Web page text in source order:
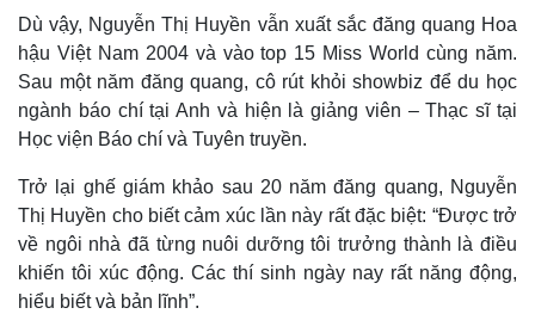
Dù vậy, Nguyễn Thị Huyền vẫn xuất sắc đăng quang Hoa
hậu Việt Nam 2004 và vào top 15 Miss World cùng năm.
Sau một năm đăng quang, cô rút khỏi showbiz để du học
ngành báo chí tại Anh và hiện là giảng viên – Thạc sĩ tại
Học viện Báo chí và Tuyên truyền.
Trở lại ghế giám khảo sau 20 năm đăng quang, Nguyễn
Thị Huyền cho biết cảm xúc lần này rất đặc biệt: “Được trở
về ngôi nhà đã từng nuôi dưỡng tôi trưởng thành là điều
khiến tôi xúc động. Các thí sinh ngày nay rất năng động,
hiểu biết và bản lĩnh”.